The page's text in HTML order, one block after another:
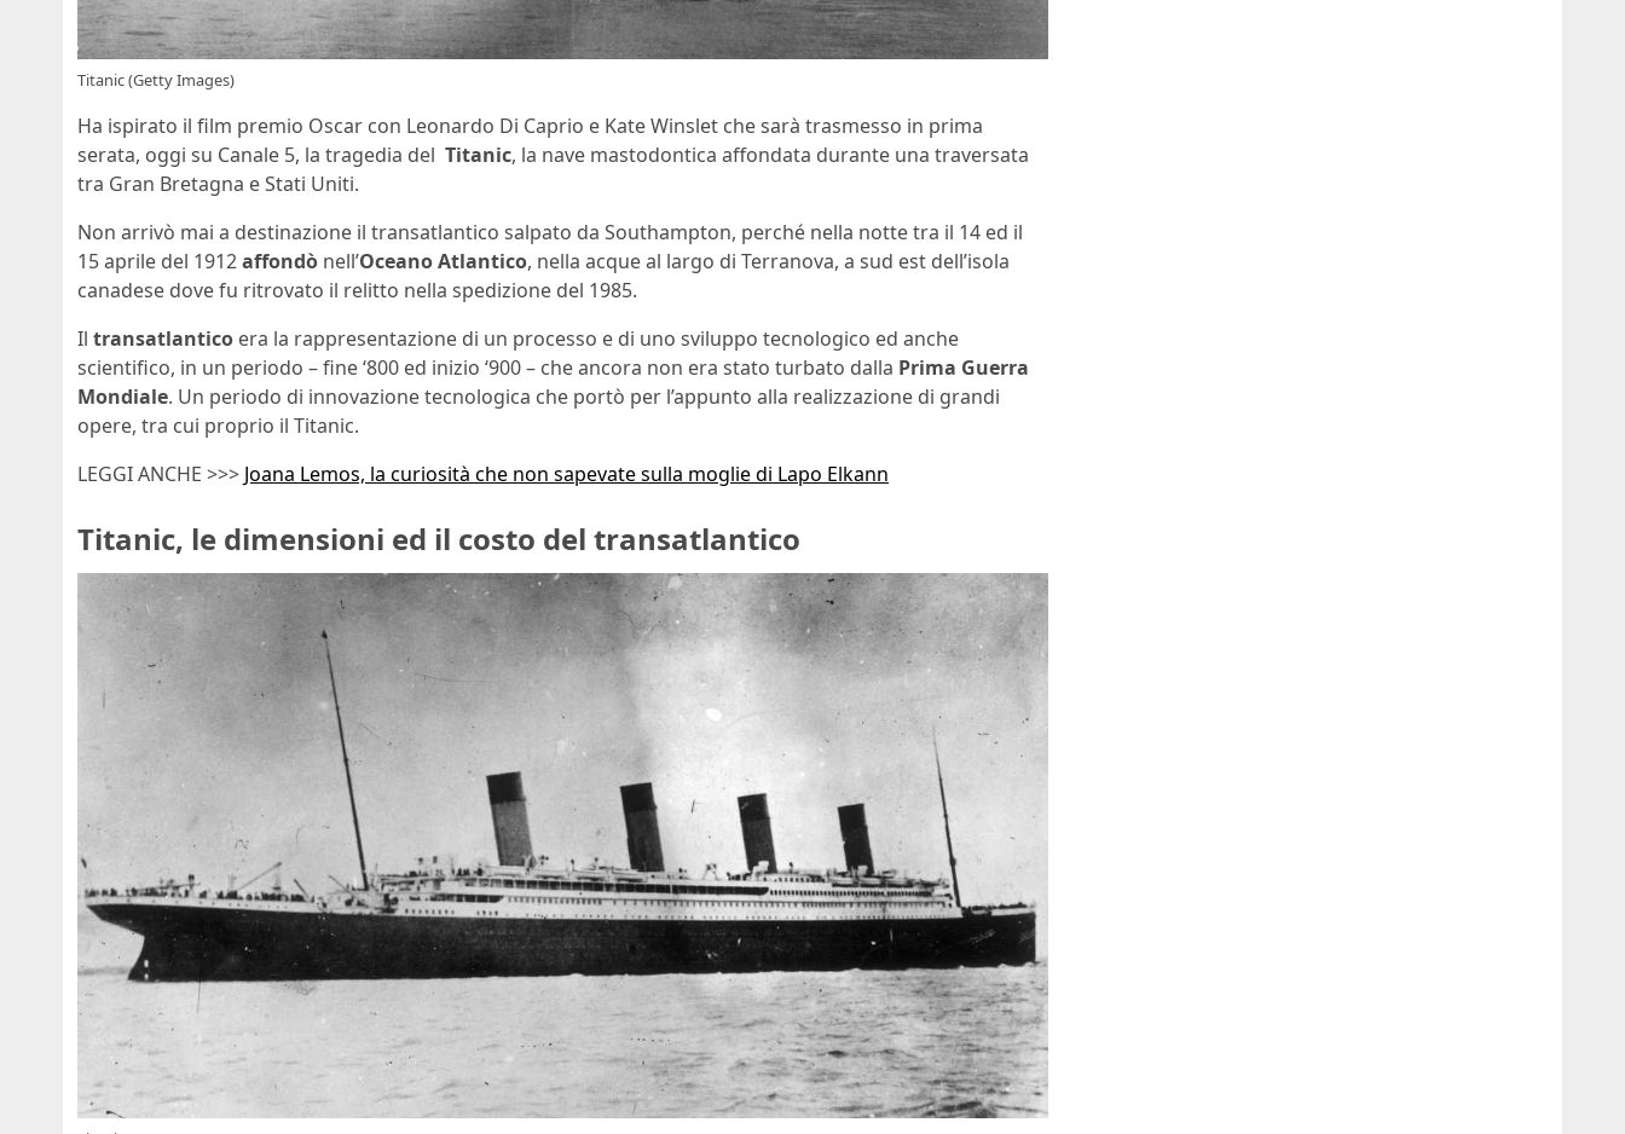
Titanic (Getty Images)
Ha ispirato il film premio Oscar con Leonardo Di Caprio e Kate Winslet che sarà trasmesso in prima
serata, oggi su Canale 5, la tragedia del Titanic, la nave mastodontica affondata durante una traversata
tra Gran Bretagna e Stati Uniti.
Non arrivò mai a destinazione il transatlantico salpato da Southampton, perché nella notte tra il 14 ed il
15 aprile del 1912affondò nell’Oceano Atlantico, nella acque al largo di Terranova, a sud est dell’isola
canadese dove fu ritrovato il relitto nella spedizione del 1985.
Il transatlantico era la rappresentazione di un processo e di uno sviluppo tecnologico ed anche
scientifico, in un periodo – fine ‘800 ed inizio ‘900 – che ancora non era stato turbato dalla Prima Guerra
Mondiale. Un periodo di innovazione tecnologica che portò per l’appunto alla realizzazione di grandi
opere, tra cui proprio il Titanic.
LEGGI ANCHE >>> Joana Lemos, la curiosità che non sapevate sulla moglie di Lapo Elkann
Titanic, le dimensioni ed il costo del transatlantico